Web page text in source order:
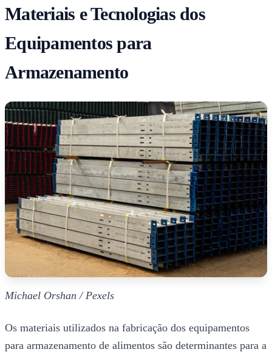
Materiais e Tecnologias dos
Equipamentos para
Armazenamento
Michael Orshan / Pexels
Os materiais utilizados na fabricação dos equipamentos
para armazenamento de alimentos são determinantes para a